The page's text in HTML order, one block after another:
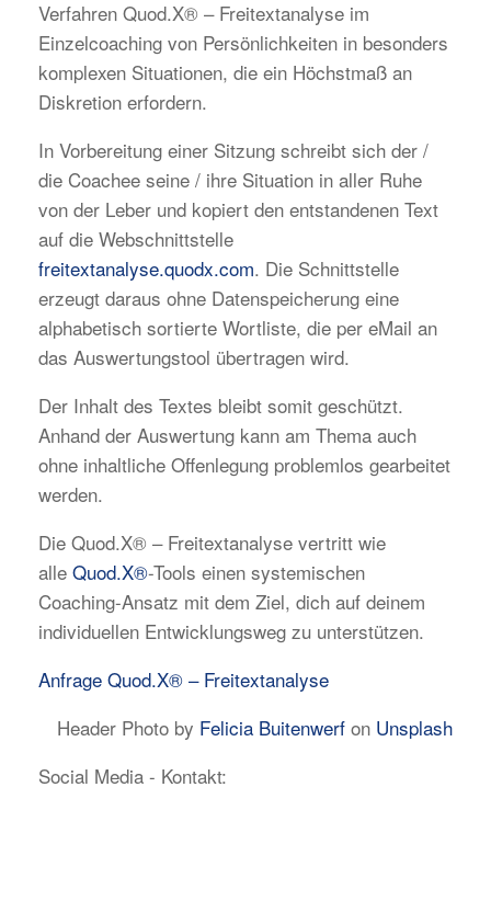
Verfahren Quod.X® – Freitextanalyse im
Einzelcoaching von Persönlichkeiten in besonders
komplexen Situationen, die ein Höchstmaß an
Diskretion erfordern.
In Vorbereitung einer Sitzung schreibt sich der /
die Coachee seine / ihre Situation in aller Ruhe
von der Leber und kopiert den entstandenen Text
auf die Webschnittstelle
freitextanalyse.quodx.com. Die Schnittstelle
erzeugt daraus ohne Datenspeicherung eine
alphabetisch sortierte Wortliste, die per eMail an
das Auswertungstool übertragen wird.
Der Inhalt des Textes bleibt somit geschützt.
Anhand der Auswertung kann am Thema auch
ohne inhaltliche Offenlegung problemlos gearbeitet
werden.
Die Quod.X® – Freitextanalyse vertritt wie
alle Quod.X®-Tools einen systemischen
Coaching-Ansatz mit dem Ziel, dich auf deinem
individuellen Entwicklungsweg zu unterstützen.
Anfrage Quod.X® – Freitextanalyse
Header Photo by Felicia Buitenwerf on Unsplash
Social Media - Kontakt: